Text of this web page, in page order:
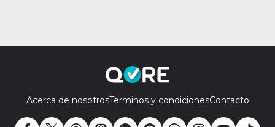
Acerca de nosotrosTerminos y condicionesContacto